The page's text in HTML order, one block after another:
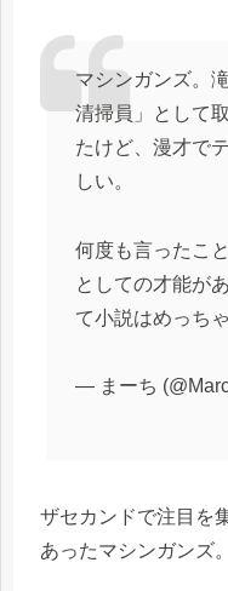
マシンガンズ。
清掃員」として
たけど、漫才で
しい。
何度も言ったこ
としての才能が
て小説はめっち
— まーち
ザセカンドで注目を
あったマシンガンズ。